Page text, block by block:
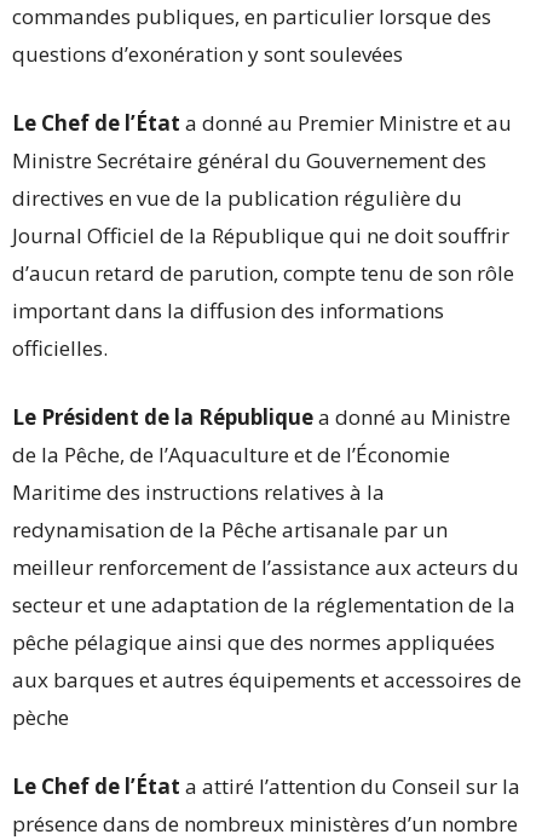
commandes publiques, en particulier lorsque des
questions d’exonération y sont soulevées
Le Chef de l’État a donné au Premier Ministre et au
Ministre Secrétaire général du Gouvernement des
directives en vue de la publication régulière du
Journal Officiel de la République qui ne doit souffrir
d’aucun retard de parution, compte tenu de son rôle
important dans la diffusion des informations
officielles.
Le Président de la Républiquea donné au Ministre
de la Pêche, de l’Aquaculture et de l’Économie
Maritime des instructions relatives à la
redynamisation de la Pêche artisanale par un
meilleur renforcement de l’assistance aux acteurs du
secteur et une adaptation de la réglementation de la
pêche pélagique ainsi que des normes appliquées
aux barques et autres équipements et accessoires de
pèche
Le Chef de l’État a attiré l’attention du Conseil sur la
présence dans de nombreux ministères d’un nombre